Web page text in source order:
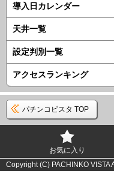
導入日カレンダー
天井一覧
設定判別一覧
アクセスランキング
パチンコビスタ TOP
お気に入り
Copyright (C) PACHINKO VISTA